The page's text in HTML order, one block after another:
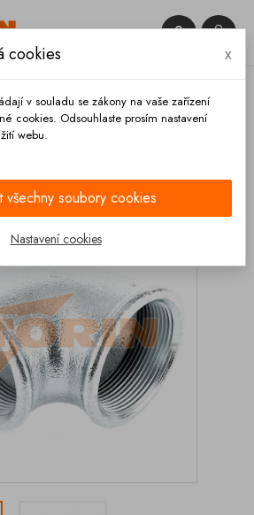


cookies x
v souladu se zákony na vaše zařízení
cookies. Odsouhlaste prosím nastavení
webu.
všechny soubory cookies
Nastavení cookies